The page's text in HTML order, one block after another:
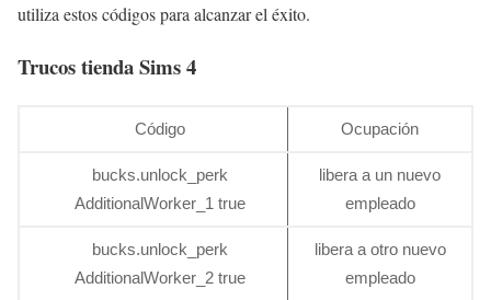
utiliza estos códigos para alcanzar el éxito.
Trucos tienda Sims 4
Código Ocupación
bucks.unlock_perk
AdditionalWorker_1 true
libera a un nuevo
empleado
bucks.unlock_perk
AdditionalWorker_2 true
libera a otro nuevo
empleado